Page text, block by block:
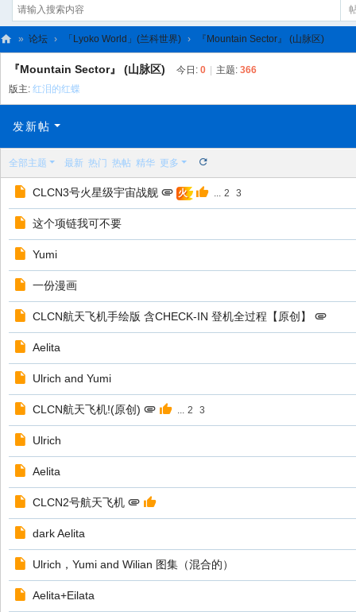
L
C
» 论坛 › 「Lyoko World」(兰科世界) › 『Mountain Sector』 (山脉区)
『Mountain Sector』 (山脉区) 今日: 0 主题: 366
版主: 红泪的红蝶
发新帖
全部主题 最新 热门 热帖 精华 更多
CLCN3号火星级宇宙战舰 火 ... 2 3
这个项链我可不要
Yumi
一份漫画
CLCN航天飞机手绘版 含CHECK-IN 登机全过程【原创】
Aelita
Ulrich and Yumi
CLCN航天飞机!(原创) ... 2 3
Ulrich
Aelita
CLCN2号航天飞机
dark Aelita
Ulrich，Yumi and Wilian 图集（混合的）
Aelita+Eilata